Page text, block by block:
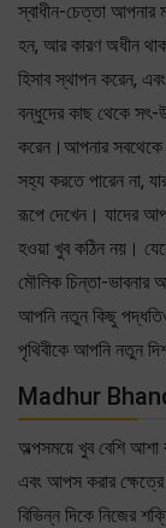
স্বাধীন-চেত্তা আপনার
হন, আর কারণ অধীন
হিসাব স্থাপন করেন,
বন্ধুদের কাছ থেকে সৎ-
করেন।আপনার
সহ্য করতে পারেন না,
রূপে দেখেন। যাদের
হওয়া খুব কঠিন নয়।
মৌলিক চিন্তা-ভাবনার
আপনি নতুন কিছু
পৃথিবীকে আপনি নতুন
Madhur
অল্পসময়ে খুব বেশি
এবং আপস করার
বিভিন্ন দিকে নিজের